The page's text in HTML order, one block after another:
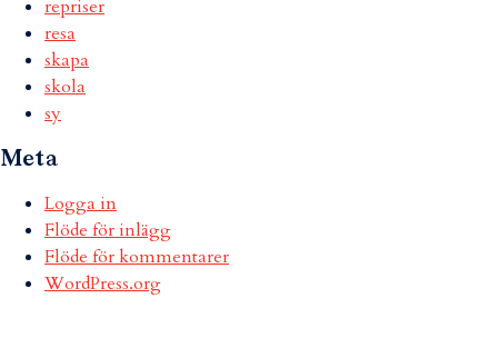
repriser
resa
skapa
skola
sy
Meta
Logga in
Flöde för inlägg
Flöde för kommentarer
WordPress.org